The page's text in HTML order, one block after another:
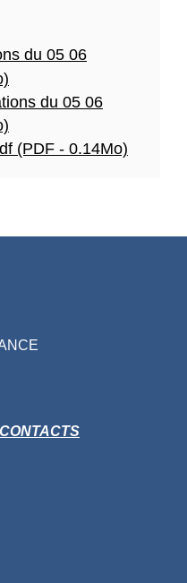
du 05 06
du 05 06
(PDF - 0.14Mo)